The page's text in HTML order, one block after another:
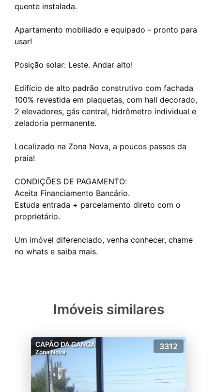
quente instalada.
Apartamento mobiliado e equipado - pronto para
usar!
Posição solar: Leste. Andar alto!
Edifício de alto padrão construtivo com fachada
100% revestida em plaquetas, com hall decorado,
2 elevadores, gás central, hidrômetro individual e
zeladoria permanente.
Localizado na Zona Nova, a poucos passos da
praia!
CONDIÇÕES DE PAGAMENTO:
Aceita Financiamento Bancário.
Estuda entrada + parcelamento direto com o
proprietário.
Um imóvel diferenciado, venha conhecer, chame
Imóveis similares
CAPÃO DA CANOA
Zona Nova
3312